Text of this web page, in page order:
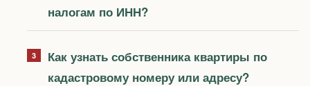
налогам по ИНН?
Как узнать собственника квартиры по
кадастровому номеру или адресу?